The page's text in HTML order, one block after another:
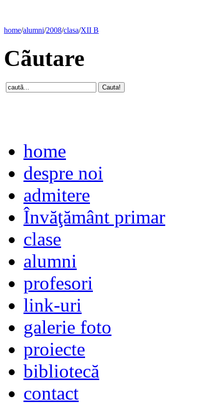
home/alumni/2008/clasa/XII B
Cãutare
home
despre noi
admitere
Învăţământ primar
clase
alumni
profesori
link-uri
galerie foto
proiecte
bibliotecă
contact